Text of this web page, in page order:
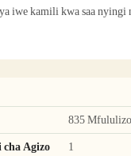
iwe kamili kwa saa nyingi
835 Mfululizo
Agizo 1